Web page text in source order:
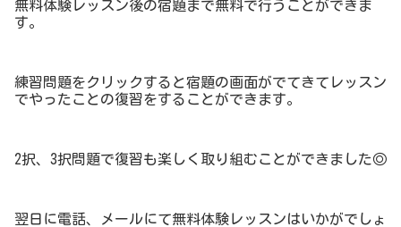
無料体験レッスン後の宿題まで無料で行うことができま
す。
練習問題をクリックすると宿題の画面がでてきてレッスン
でやったことの復習をすることができます。
2択、3択問題で復習も楽しく取り組むことができました◎
翌日に電話、メールにて無料体験レッスンはいかがでしょ